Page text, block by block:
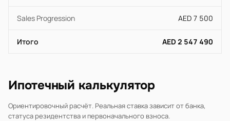
Sales Progression AED 7 500
Итого AED 2 547 490
Ипотечный калькулятор
Ориентировочный расчёт. Реальная ставка зависит от банка,
статуса резидентства и первоначального взноса.